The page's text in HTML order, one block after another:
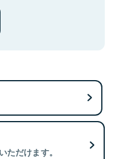
ただけます。